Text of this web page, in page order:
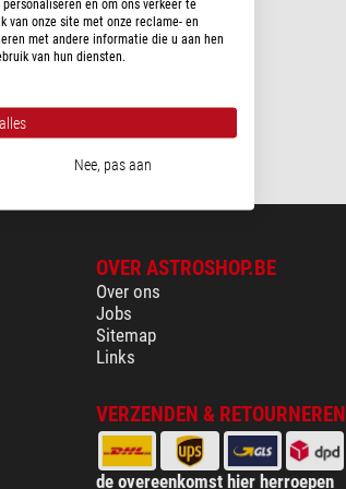
OVER ASTROSHOP.BE
Over ons
Jobs
Sitemap
Links
VERZENDEN & RETOURNEREN
de overeenkomst hier herroepen
en om ons verkeer te
van onze site met onze reclame- en
met andere informatie die u aan hen
van hun diensten.
Nee, pas aan